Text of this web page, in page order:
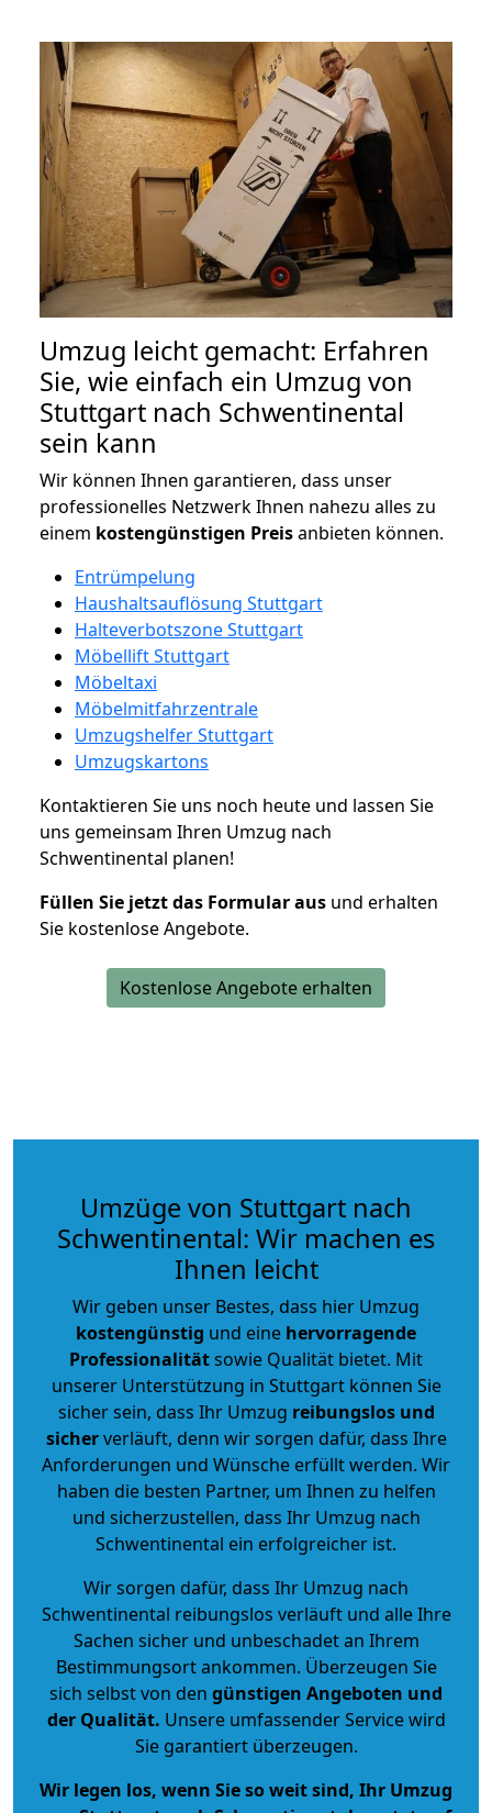
Umzug leicht gemacht: Erfahren
Sie, wie einfach ein Umzug von
Stuttgart nach Schwentinental
sein kann
Wir können Ihnen garantieren, dass unser
professionelles Netzwerk Ihnen nahezu alles zu
einem kostengünstigen Preisanbieten können.
Entrümpelung
Haushaltsauflösung Stuttgart
Halteverbotszone Stuttgart
Möbellift Stuttgart
Möbeltaxi
Möbelmitfahrzentrale
Umzugshelfer Stuttgart
Umzugskartons
Kontaktieren Sie uns noch heute und lassen Sie
uns gemeinsam Ihren Umzug nach
Schwentinental planen!
Füllen Sie jetzt das Formular aus und erhalten
Sie kostenlose Angebote.
Kostenlose Angebote erhalten
Umzüge von Stuttgart nach
Schwentinental: Wir machen es
Ihnen leicht
Wir geben unser Bestes, dass hier Umzug
kostengünstig und eine hervorragende
Professionalitätsowie Qualität bietet. Mit
unserer Unterstützung in Stuttgart können Sie
sicher sein, dass Ihr Umzug reibungslos und
sicherverläuft, denn wir sorgen dafür, dass Ihre
Anforderungen und Wünsche erfüllt werden. Wir
haben die besten Partner, um Ihnen zu helfen
und sicherzustellen, dass Ihr Umzug nach
Schwentinental ein erfolgreicher ist.
Wir sorgen dafür, dass Ihr Umzug nach
Schwentinental reibungslos verläuft und alle Ihre
Sachen sicher und unbeschadet an Ihrem
Bestimmungsort ankommen. Überzeugen Sie
sich selbst von den günstigen Angeboten und
der Qualität. Unsere umfassender Service wird
Sie garantiert überzeugen.
Wir legen los, wenn Sie so weit sind, Ihr Umzug